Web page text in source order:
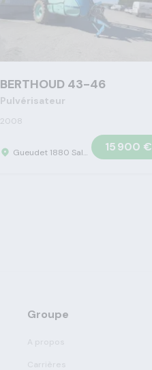
BERTHOUD 43-46
Pulvérisateur
2008
Gueudet 1880 Saleux - Concession Claas 15 900 €
Groupe